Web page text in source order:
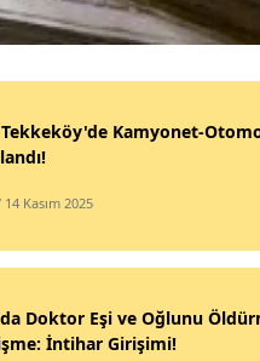
Kamyonet-
14 Kasım 2025
Doktor Eşi ve Oğlunu
İntihar Girişimi!